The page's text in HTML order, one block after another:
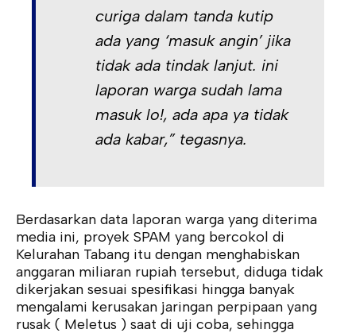
curiga dalam tanda kutip
ada yang ‘masuk angin’ jika
tidak ada tindak lanjut. ini
laporan warga sudah lama
masuk lo!, ada apa ya tidak
ada kabar,” tegasnya.
Berdasarkan data laporan warga yang diterima
media ini, proyek SPAM yang bercokol di
Kelurahan Tabang itu dengan menghabiskan
anggaran miliaran rupiah tersebut, diduga tidak
dikerjakan sesuai spesifikasi hingga banyak
mengalami kerusakan jaringan perpipaan yang
rusak ( Meletus ) saat di uji coba, sehingga